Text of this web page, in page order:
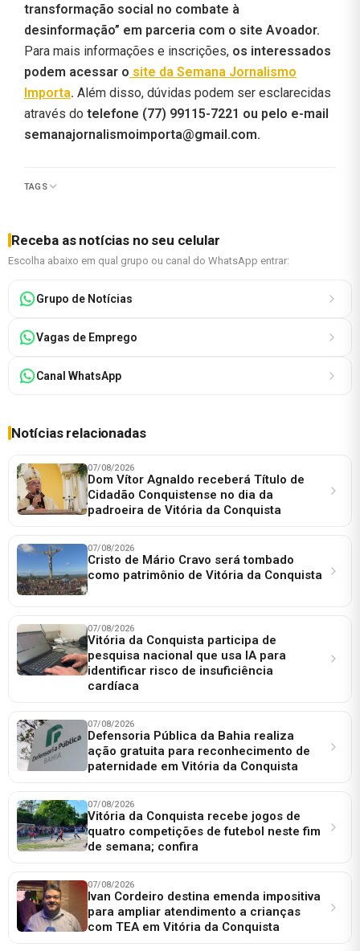
transformação social no combate à
desinformação” em parceria com o site Avoador.
Para mais informações e inscrições, os interessados
podem acessar o site da Semana Jornalismo
Importa. Além disso, dúvidas podem ser esclarecidas
através do telefone (77) 99115-7221 ou pelo e-mail
semanajornalismoimporta@gmail.com.
TAGS
Receba as notícias no seu celular
Escolha abaixo em qual grupo ou canal do WhatsApp entrar:
Grupo de Notícias
Vagas de Emprego
Canal WhatsApp
Notícias relacionadas
07/08/2026
Dom Vítor Agnaldo receberá Título de
Cidadão Conquistense no dia da
padroeira de Vitória da Conquista
07/08/2026
Cristo de Mário Cravo será tombado
como patrimônio de Vitória da Conquista
07/08/2026
Vitória da Conquista participa de
pesquisa nacional que usa IA para
identificar risco de insuficiência
cardíaca
07/08/2026
Defensoria Pública da Bahia realiza
ação gratuita para reconhecimento de
paternidade em Vitória da Conquista
07/08/2026
Vitória da Conquista recebe jogos de
quatro competições de futebol neste fim
de semana; confira
07/08/2026
Ivan Cordeiro destina emenda impositiva
para ampliar atendimento a crianças
com TEA em Vitória da Conquista